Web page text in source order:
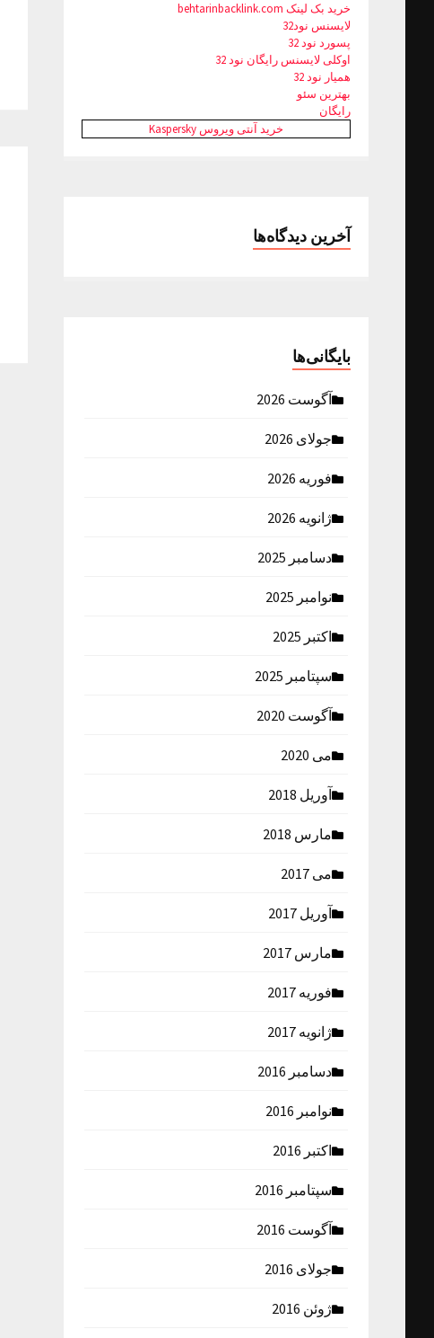
خرید بک لینک behtarinbacklink.com
لایسنس نود32
پسورد نود 32
اوکلی لایسنس رایگان نود 32
همیار نود 32
بهترین سئو
رایگان
خرید آنتی ویروس Kaspersky
آخرین دیدگاه‌ها
بایگانی‌ها
آگوست 2026
جولای 2026
فوریه 2026
ژانویه 2026
دسامبر 2025
نوامبر 2025
اکتبر 2025
سپتامبر 2025
آگوست 2020
می 2020
آوریل 2018
مارس 2018
می 2017
آوریل 2017
مارس 2017
فوریه 2017
ژانویه 2017
دسامبر 2016
نوامبر 2016
اکتبر 2016
سپتامبر 2016
آگوست 2016
جولای 2016
ژوئن 2016